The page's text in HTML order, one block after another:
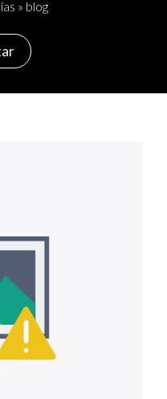
» blog